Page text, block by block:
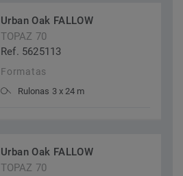
Urban Oak FALLOW
TOPAZ 70
Ref. 5625113
Formatas
Rulonas 3 x 24 m
Urban Oak FALLOW
TOPAZ 70